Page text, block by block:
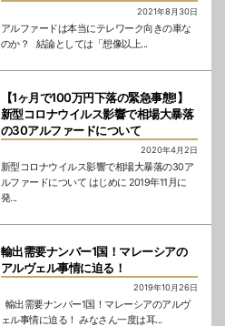
2021年8月30日
アルファードは本当にテレワーク向きの車な
のか？ 結論としては「想像以上...
【1ヶ月で100万円下落の緊急事態!】
新型コロナウイルス影響で相場大暴落
の30アルファードについて
2020年4月2日
新型コロナウイルス影響で相場大暴落の30ア
ルファードについて はじめに 2019年11月に
発...
輸出需要ナンバー1国！マレーシアの
アルヴェル事情に迫る！
2019年10月26日
輸出需要ナンバー1国！マレーシアのアルヴ
ェル事情に迫る！ みなさん一度は耳...